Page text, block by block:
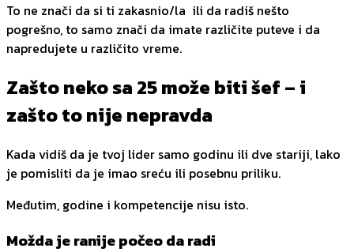
To ne znači da si ti zakasnio/la ili da radiš nešto
pogrešno, to samo znači da imate različite puteve i da
napredujete u različito vreme.
Zašto neko sa 25 može biti šef – i
zašto to nije nepravda
Kada vidiš da je tvoj lider samo godinu ili dve stariji, lako
je pomisliti da je imao sreću ili posebnu priliku.
Međutim, godine i kompetencije nisu isto.
Možda je ranije počeo da radi